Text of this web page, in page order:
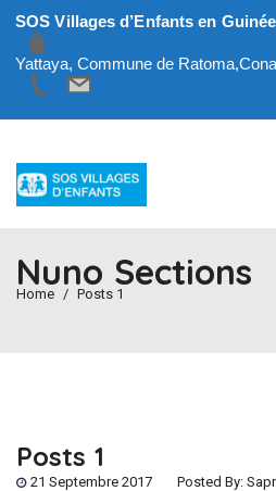
SOS Villages d’Enfants en Guinée
Yattaya, Commune de
Nuno Sections
Home Posts 1
Posts 1
21 Septembre 2017 Posted By: